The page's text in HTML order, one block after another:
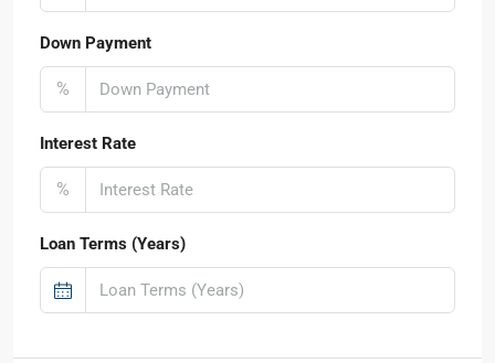
Down Payment
%
Interest Rate
%
Loan Terms (Years)